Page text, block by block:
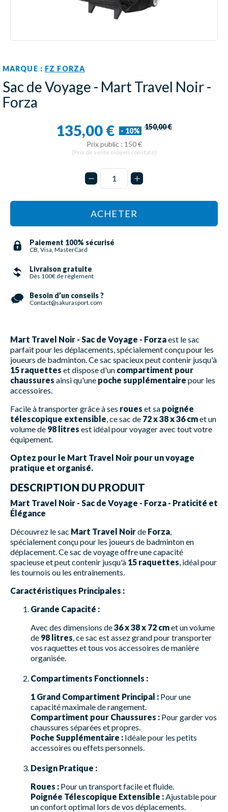
MARQUE : FZ FORZA
Sac de Voyage - Mart Travel Noir -
Forza
135,00 € - 10% 150,00 €
Prix public : 150 €
(Prix de vente moyen constaté)
ACHETER
Paiement 100% sécurisé
CB, Visa, MasterCard
Livraison gratuite
Dès 100€ de règlement
Besoin d’un conseils ?
Contact@sakurasport.com
Mart Travel Noir - Sac de Voyage - Forzaest le sac
parfait pour les déplacements, spécialement conçu pour les
joueurs de badminton. Ce sac spacieux peut contenir jusqu'à
15 raquettes et dispose d'un compartiment pour
chaussures ainsi qu'une poche supplémentaire pour les
accessoires.
Facile à transporter grâce à ses roues et sa poignée
télescopique extensible , ce sac de 72 x 38 x 36 cmet un
volume de 98 litres est idéal pour voyager avec tout votre
équipement.
Optez pour le Mart Travel Noir pour un voyage
pratique et organisé.
DESCRIPTION DU PRODUIT
Mart Travel Noir - Sac de Voyage - Forza - Praticité et
Élégance
Découvrez le sac Mart Travel Noirde Forza
spécialement conçu pour les joueurs de badminton en
déplacement. Ce sac de voyage offre une capacité
spacieuse et peut contenir jusqu'à 15 raquettes , idéal pour
les tournois ou les entraînements.
Caractéristiques Principales :
Grande Capacité :
Avec des dimensions de36 x 38 x 72 cmet un volume
de 98 litres , ce sac est assez grand pour transporter
vos raquettes et tous vos accessoires de manière
organisée.
Compartiments Fonctionnels :
1 Grand Compartiment Principal : Pour une
capacité maximale de rangement.
Compartiment pour Chaussures : Pour garder vos
chaussures séparées et propres.
Poche Supplémentaire : Idéale pour les petits
accessoires ou effets personnels.
Design Pratique :
Roues : Pour un transport facile et fluide.
Poignée Télescopique Extensible : Ajustable pour
un confort optimal lors de vos déplacements.